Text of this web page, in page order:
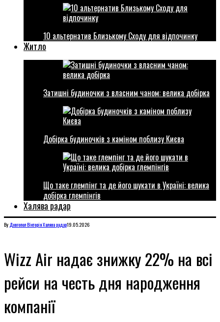
10 альтернатив Близькому Сходу для відпочинку
Житло
Затишні будиночки з власним чаном: велика добірка
Добірка будиночків з каміном поблизу Києва
Що таке глемпінг та де його шукати в Україні: велика
добірка глемпінгів
Халява радар
ByДовгопол ВікторіяХалява радар19.05.2026
Wizz Air надає знижку 22% на всі
рейси на честь дня народження
компанії